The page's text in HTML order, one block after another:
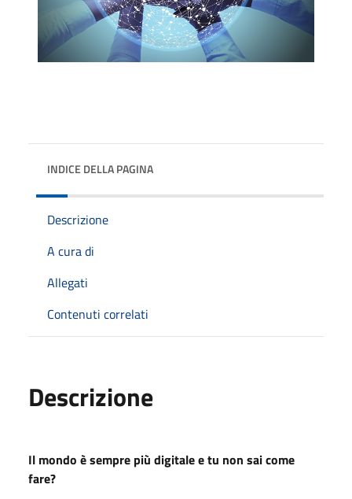
INDICE DELLA PAGINA
Descrizione
A cura di
Allegati
Contenuti correlati
Descrizione
Il mondo è sempre più digitale e tu non sai come
fare?